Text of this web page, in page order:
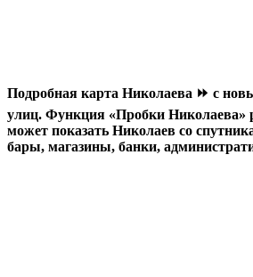
Подробная карта Николаева ⏩ с
улиц. Функция «Пробки Николаева»
может показать Николаев со
бары, магазины, банки,